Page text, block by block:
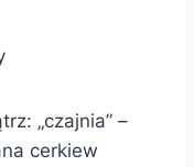
„czajnia” –
cerkiew